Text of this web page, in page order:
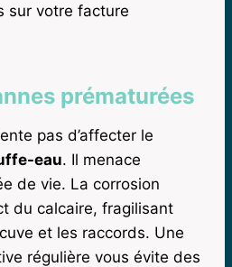
sur votre facture
prématurées
pas d’affecter le
eau. Il menace
de vie. La corrosion
du calcaire, fragilisant
et les raccords. Une
régulière vous évite des